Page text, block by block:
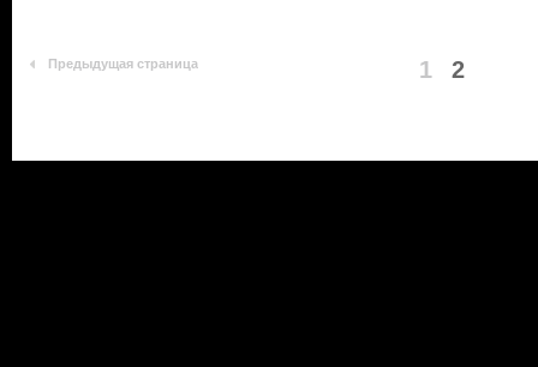
Предыдущая страница 1 2